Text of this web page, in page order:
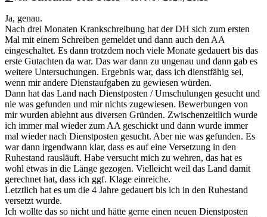
Ja, genau.
Nach drei Monaten Krankschreibung hat der DH sich zum ersten
Mal mit einem Schreiben gemeldet und dann auch den AA
eingeschaltet. Es dann trotzdem noch viele Monate gedauert bis das
erste Gutachten da war. Das war dann zu ungenau und dann gab es
weitere Untersuchungen. Ergebnis war, dass ich dienstfähig sei,
wenn mir andere Dienstaufgaben zu gewiesen würden.
Dann hat das Land nach Dienstposten / Umschulungen gesucht und
nie was gefunden und mir nichts zugewiesen. Bewerbungen von
mir wurden ablehnt aus diversen Gründen. Zwischenzeitlich wurde
ich immer mal wieder zum AA geschickt und dann wurde immer
mal wieder nach Dienstposten gesucht. Aber nie was gefunden. Es
war dann irgendwann klar, dass es auf eine Versetzung in den
Ruhestand rausläuft. Habe versucht mich zu wehren, das hat es
wohl etwas in die Länge gezogen. Vielleicht weil das Land damit
gerechnet hat, dass ich ggf. Klage einreiche.
Letztlich hat es um die 4 Jahre gedauert bis ich in den Ruhestand
versetzt wurde.
Ich wollte das so nicht und hätte gerne einen neuen Dienstposten